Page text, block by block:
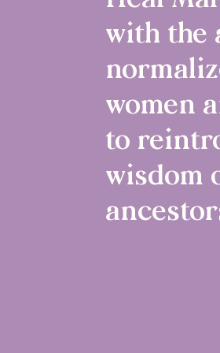
with the
women
to
wisdom